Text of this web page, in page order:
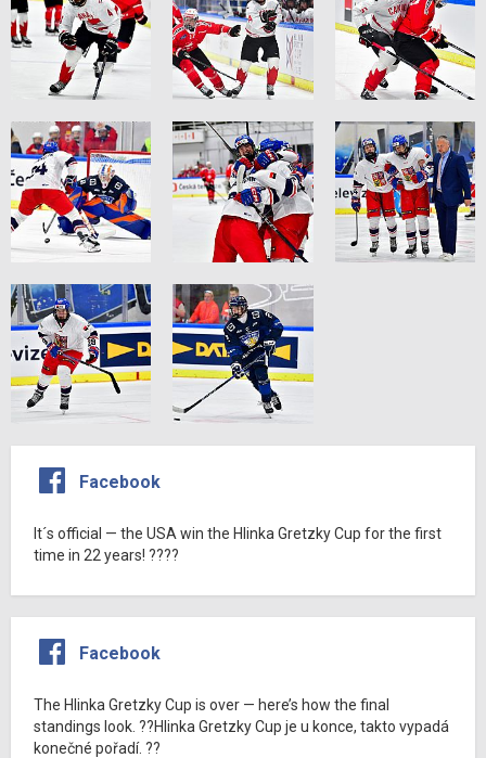
Facebook
It´s official — the USA win the Hlinka Gretzky Cup for the first
time in 22 years! ????
Facebook
The Hlinka Gretzky Cup is over — here’s how the final
standings look. ??Hlinka Gretzky Cup je u konce, takto vypadá
konečné pořadí. ??